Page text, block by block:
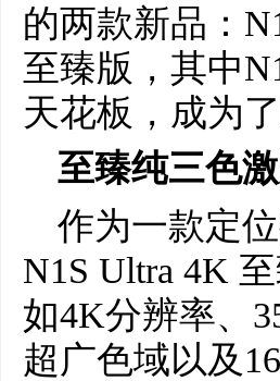
的两款新品：
至臻版，其中
天花板，成为
至臻纯三色
作为一款定
N1S Ultra 4K
如4K分辨率、
超广色域以及